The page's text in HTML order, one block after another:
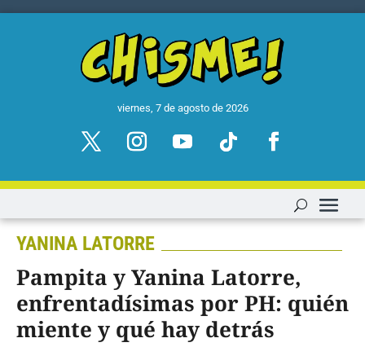
viernes, 7 de agosto de 2026
YANINA LATORRE
Pampita y Yanina Latorre,
enfrentadísimas por PH: quién
miente y qué hay detrás